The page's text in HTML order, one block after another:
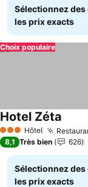
Sélectionnez
les prix exacts
Choix populaire
3 ÉtoilesHôtel
Hotel Zéta
8,1 Très bien 626
Sélectionnez
les prix exacts